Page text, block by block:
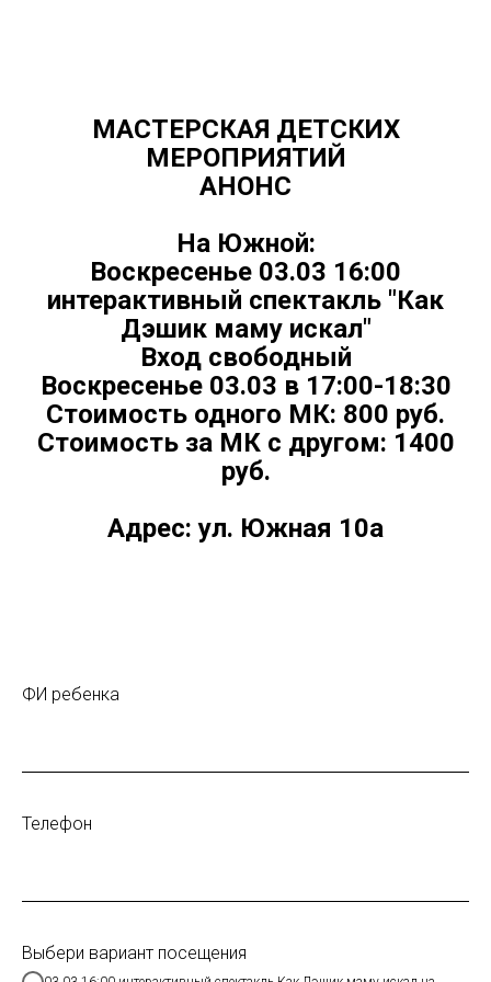
МАСТЕРСКАЯ ДЕТСКИХ
МЕРОПРИЯТИЙ
АНОНС
На Южной:
Воскресенье 03.03 16:00
интерактивный спектакль "Как
Дэшик маму искал"
Вход свободный
Воскресенье 03.03 в 17:00-18:30
Стоимость одного МК: 800 руб.
Стоимость за МК с другом: 1400
руб.
Адрес: ул. Южная 10а
ФИ ребенка
Телефон
Выбери вариант посещения